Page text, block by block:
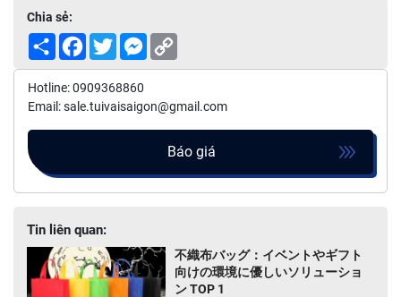
Chia sẻ:
Share Facebook
TwitterMessenger
Hotline: 0909368860
Email: sale.tuivaisaigon@gmail.com
Báo giá
Tin liên quan:
不織布バッグ：イベントやギフト
向けの環境に優しいソリューショ
ン TOP 1